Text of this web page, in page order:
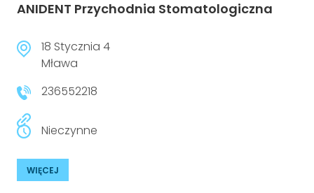
ANIDENT Przychodnia Stomatologiczna
18 Stycznia 4
Mława
236552218
Nieczynne
WIĘCEJ